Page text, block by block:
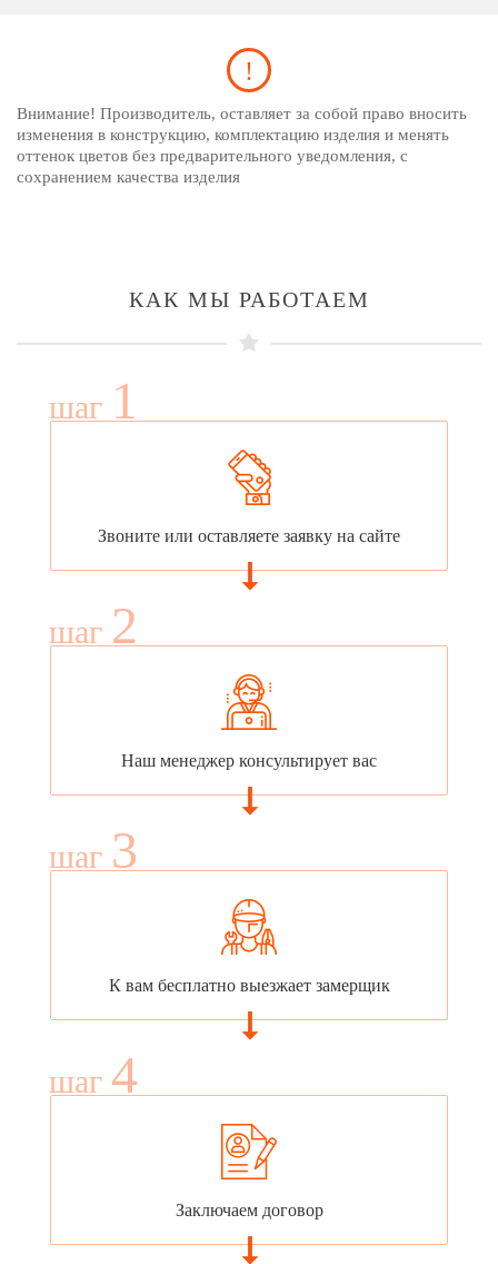
Внимание! Производитель, оставляет за собой право вносить
изменения в конструкцию, комплектацию изделия и менять
оттенок цветов без предварительного уведомления, с
сохранением качества изделия
КАК МЫ РАБОТАЕМ
шаг 1
Звоните или оставляете заявку на сайте
шаг 2
Наш менеджер консультирует вас
шаг 3
К вам бесплатно выезжает замерщик
шаг 4
Заключаем договор